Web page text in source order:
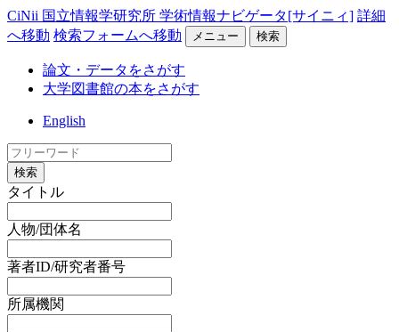
CiNii 国立情報学研究所 学術情報ナビゲータ[サイニィ] 詳細
へ移動 検索フォームへ移動 メニュー 検索
論文・データをさがす
大学図書館の本をさがす
English
検索
タイトル
人物/団体名
著者ID/研究者番号
所属機関